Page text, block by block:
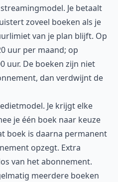
Je betaalt
zoveel boeken als je
van je plan blijft. Op
uur per maand; op
uur. De boeken zijn niet
dan verdwijnt de
Je krijgt elke
je één boek naar keuze
boek is daarna permanent
opzegt. Extra
van het abonnement.
meerdere boeken